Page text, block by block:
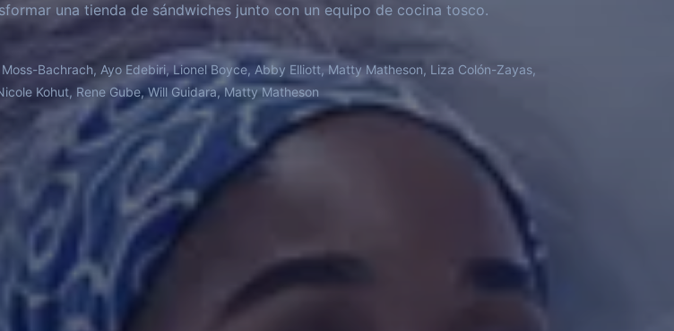
una tienda de sándwiches junto con un equipo de cocina tosco.
Bachrach, Ayo Edebiri, Lionel Boyce, Abby Elliott, Matty Matheson, Liza Colón-Zayas,
Kohut, Rene Gube, Will Guidara, Matty Matheson